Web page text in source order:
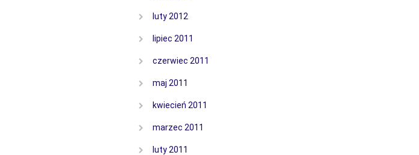
luty 2012
lipiec 2011
czerwiec 2011
maj 2011
kwiecień 2011
marzec 2011
luty 2011